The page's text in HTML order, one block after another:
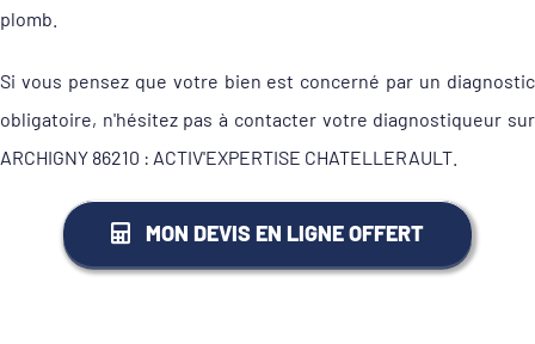
plomb.
Si vous pensez que votre bien est concerné par un diagnostic
obligatoire, n'hésitez pas à contacter votre diagnostiqueur sur
ARCHIGNY 86210 : ACTIV'EXPERTISE CHATELLERAULT.
MON DEVIS EN LIGNE OFFERT